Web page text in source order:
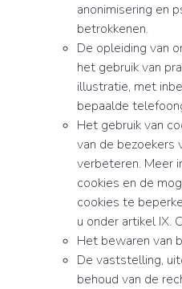
anonimisering en
betrokkenen.
De opleiding van
het gebruik van
illustratie, met
bepaalde
Het gebruik van
van de bezoekers
verbeteren. Meer
cookies en de
cookies te
u onder artikel IX.
Het bewaren van
De vaststelling,
behoud van de